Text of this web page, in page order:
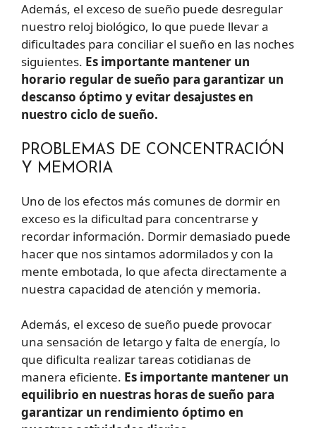
Además, el exceso de sueño puede desregular
nuestro reloj biológico, lo que puede llevar a
dificultades para conciliar el sueño en las noches
siguientes. Es importante mantener un
horario regular de sueño para garantizar un
descanso óptimo y evitar desajustes en
nuestro ciclo de sueño.
PROBLEMAS DE CONCENTRACIÓN
Y MEMORIA
Uno de los efectos más comunes de dormir en
exceso es la dificultad para concentrarse y
recordar información. Dormir demasiado puede
hacer que nos sintamos adormilados y con la
mente embotada, lo que afecta directamente a
nuestra capacidad de atención y memoria.
Además, el exceso de sueño puede provocar
una sensación de letargo y falta de energía, lo
que dificulta realizar tareas cotidianas de
manera eficiente. Es importante mantener un
equilibrio en nuestras horas de sueño para
garantizar un rendimiento óptimo en